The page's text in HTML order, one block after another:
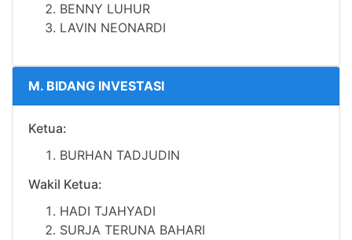
BENNY LUHUR
LAVIN NEONARDI
M. BIDANG INVESTASI
Ketua:
BURHAN TADJUDIN
Wakil Ketua:
HADI TJAHYADI
SURJA TERUNA BAHARI